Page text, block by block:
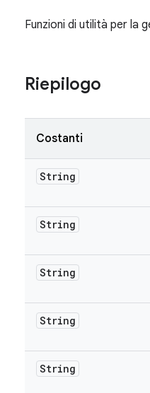
Funzioni di utilità per la
Riepilogo
Costanti
String
String
String
String
String